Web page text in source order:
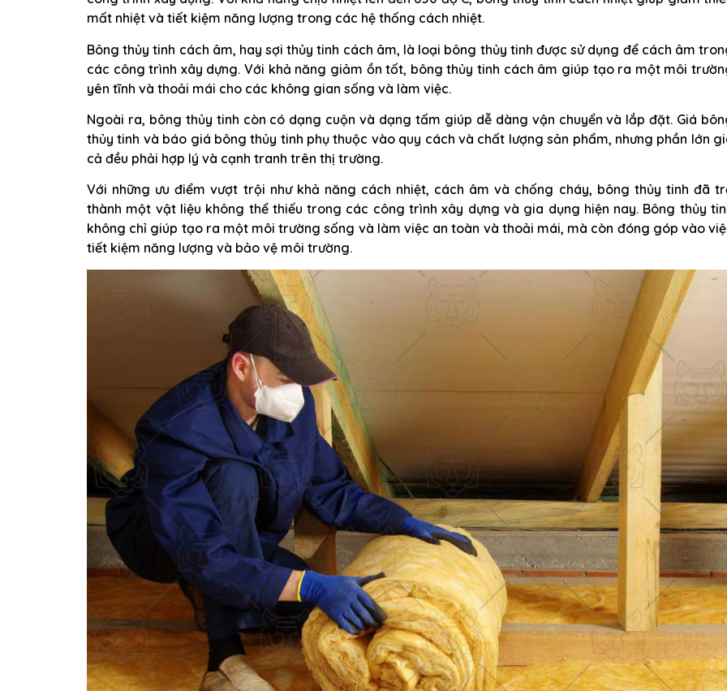
mất nhiệt và tiết kiệm năng lượng trong các hệ thống cách nhiệt.
Bông thủy tinh cách âm, hay sợi thủy tinh cách âm, là loại bông thủy tinh được sử dụng để cách âm
các công trình xây dựng. Với khả năng giảm ồn tốt, bông thủy tinh cách âm giúp tạo ra một môi
yên tĩnh và thoải mái cho các không gian sống và làm việc.
Ngoài ra, bông thủy tinh còn có dạng cuộn và dạng tấm giúp dễ dàng vận chuyển và lắp đặt. Giá
thủy tinh và báo giá bông thủy tinh phụ thuộc vào quy cách và chất lượng sản phẩm, nhưng phần lớn
cả đều phải hợp lý và cạnh tranh trên thị trường.
Với những ưu điểm vượt trội như khả năng cách nhiệt, cách âm và chống cháy, bông thủy tinh đã
thành một vật liệu không thể thiếu trong các công trình xây dựng và gia dụng hiện nay. Bông thủy
không chỉ giúp tạo ra một môi trường sống và làm việc an toàn và thoải mái, mà còn đóng góp vào
tiết kiệm năng lượng và bảo vệ môi trường.